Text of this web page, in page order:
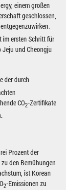
einem großen
geschlossen,
im ersten Schritt für
und Cheongju
der durch
CO2-Zertifikate
Prozent der
den Bemühungen
ist Korean
2-Emissionen zu